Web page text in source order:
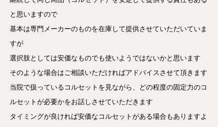
と思いますので
基本は専門メーカーのものを在庫して提供させていただいていま
すが
選択肢としては安価なものでも使いようではないかと思います
そのような場合はご相談いただければアドバイスさせて頂きます
当院で扱っているコルセットを見ながら、どの程度の固定力のコ
ルセットが必要かをお話しさせていただきます
タイミングが良ければ安価なコルセットがある場合もありますよ